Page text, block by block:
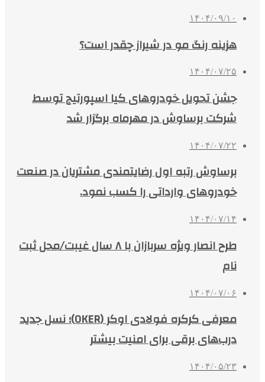
۱۴۰۴/۰۹/۱۰
هزینه رنگ مو در شیراز چقدر است؟
۱۴۰۴/۰۷/۲۵
جشن تحویل خودروهای کیا اسپورتیج توسط
شرکت برساوش در مهرماه برگزار شد
۱۴۰۴/۰۷/۲۲
برساوش رتبه اول رضایتمندی مشتریان در صنعت
خودروهای وارداتی را کسب نمود.
۱۴۰۴/۰۷/۱۴
طرح انصار ویژه سربازان با ۸ سال غیبت/محل ثبت
نام
۱۴۰۴/۰۷/۰۶
معرفی کرکره فولادی اوکر (OKER)؛ نسل جدید
درب‌های برقی برای امنیت بیشتر
۱۴۰۴/۰۵/۲۳